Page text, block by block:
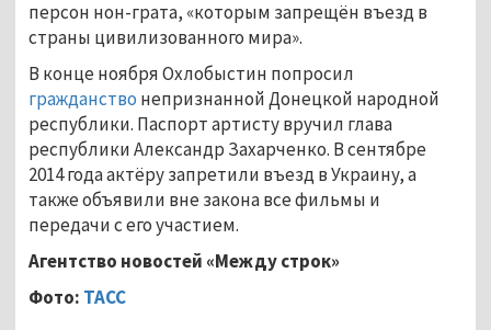
персон нон-грата, «которым запрещён въезд в
страны цивилизованного мира».
В конце ноября Охлобыстин попросил
гражданство непризнанной Донецкой народной
республики. Паспорт артисту вручил глава
республики Александр Захарченко. В сентябре
2014 года актёру запретили въезд в Украину, а
также объявили вне закона все фильмы и
передачи с его участием.
Агентство новостей «Между строк»
Фото: ТАСС